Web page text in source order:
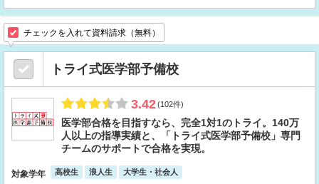
チェックを入れて資料請求（無料）
トライ式医学部予備校
3.42(102件)
医学部合格を目指すなら、完全1対1のトライ。140万
人以上の指導実績と、「トライ式医学部予備校」専門
チームのサポートで合格を実現。
対象学年 高校生 浪人生 大学生・社会人